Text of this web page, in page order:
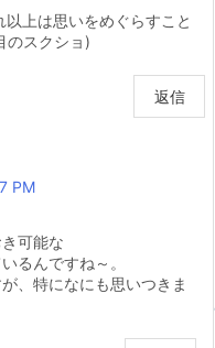
上は思いをめぐらすこと
のスクショ)
返信
PM
可能な
るんですね～。
、特になにも思いつきま